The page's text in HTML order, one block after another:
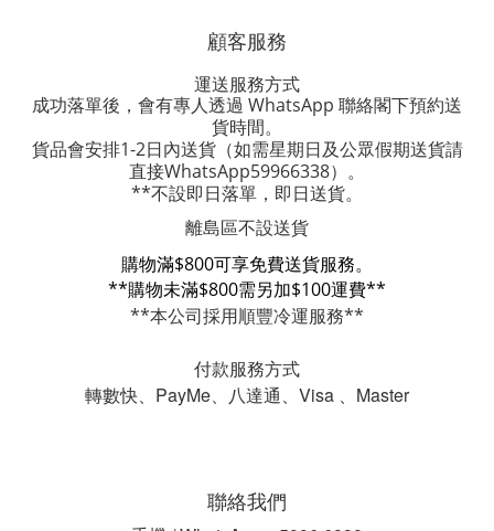
顧客服務
運送服務方式
成功落單後，會有專人透過 WhatsApp 聯絡閣下預約送
貨時間。
貨品會安排1-2日內送貨（如需星期日及公眾假期送貨請
直接WhatsApp59966338）。
**不設即日落單，即日送貨。
離島區不設送貨
購物滿$800可享免費送貨服務。
**購物未滿$800需另加$100運費**
**本公司採用順豐冷運服務**
付款服務方式
轉數快、PayMe、八達通、Visa 、Master
聯絡我們